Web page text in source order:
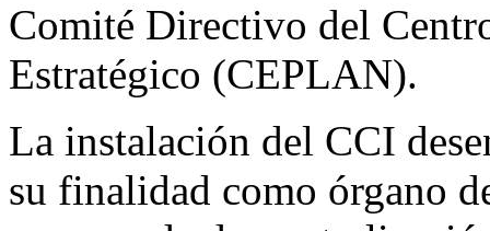
Comité Directivo del
Estratégico (CEPLAN).
La instalación del CCI
su finalidad como órgano